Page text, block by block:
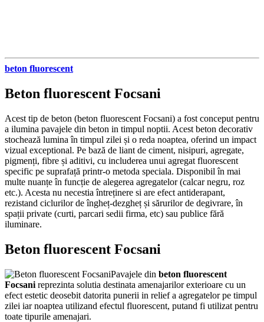
beton fluorescent
Beton fluorescent Focsani
Acest tip de beton (beton fluorescent Focsani) a fost conceput pentru
a ilumina pavajele din beton in timpul noptii. Acest beton decorativ
stochează lumina în timpul zilei și o reda noaptea, oferind un impact
vizual exceptional. Pe bază de liant de ciment, nisipuri, agregate,
pigmenți, fibre și aditivi, cu includerea unui agregat fluorescent
specific pe suprafață printr-o metoda speciala. Disponibil în mai
multe nuanțe în funcție de alegerea agregatelor (calcar negru, roz
etc.). Acesta nu necestia întreținere si are efect antiderapant,
rezistand ciclurilor de îngheț-dezgheț și sărurilor de degivrare, în
spații private (curti, parcari sedii firma, etc) sau publice fără
iluminare.
Beton fluorescent Focsani
Pavajele din beton fluorescent
Focsani reprezinta solutia destinata amenajarilor exterioare cu un
efect estetic deosebit datorita punerii in relief a agregatelor pe timpul
zilei iar noaptea utilizand efectul fluorescent, putand fi utilizat pentru
toate tipurile amenajari.